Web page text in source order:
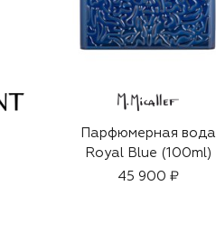
Парфюмерная вода
Royal Blue (100ml)
45 900 ₽